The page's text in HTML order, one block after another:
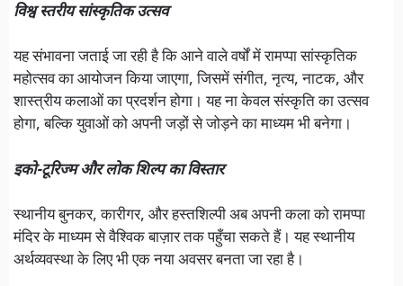
विश्व स्तरीय सांस्कृतिक उत्सव
यह संभावना जताई जा रही है कि आने वाले वर्षों में रामप्पा सांस्कृतिक
महोत्सव का आयोजन किया जाएगा, जिसमें संगीत, नृत्य, नाटक, और
शास्त्रीय कलाओं का प्रदर्शन होगा। यह ना केवल संस्कृति का उत्सव
होगा, बल्कि युवाओं को अपनी जड़ों से जोड़ने का माध्यम भी बनेगा।
इको-टूरिज्म और लोक शिल्प का विस्तार
स्थानीय बुनकर, कारीगर, और हस्तशिल्पी अब अपनी कला को रामप्पा
मंदिर के माध्यम से वैश्विक बाज़ार तक पहुँचा सकते हैं। यह स्थानीय
अर्थव्यवस्था के लिए भी एक नया अवसर बनता जा रहा है।